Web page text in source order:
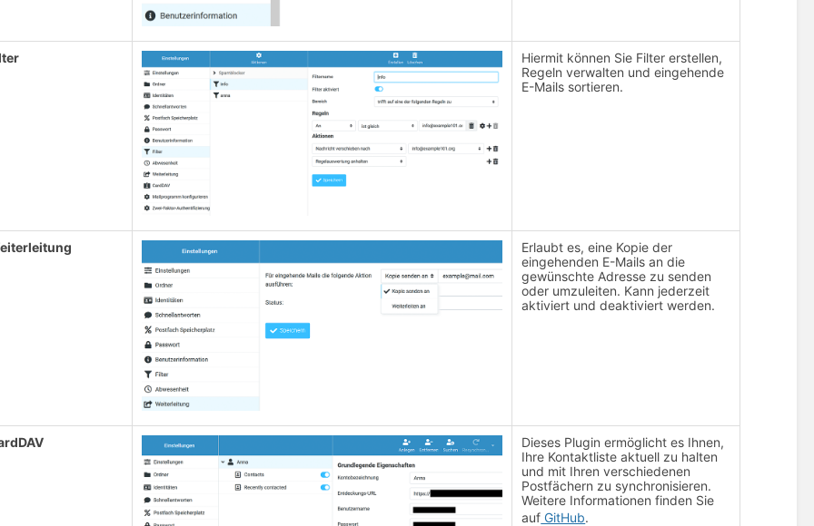
Hiermit können Sie Filter erstellen,
Regeln verwalten und eingehende
E-Mails sortieren.
Erlaubt es, eine Kopie der
eingehenden E-Mails an die
gewünschte Adresse zu senden
oder umzuleiten. Kann jederzeit
aktiviert und deaktiviert werden.
Dieses Plugin ermöglicht es Ihnen,
Ihre Kontaktliste aktuell zu halten
und mit Ihren verschiedenen
Postfächern zu synchronisieren.
Weitere Informationen finden Sie
auf GitHub.